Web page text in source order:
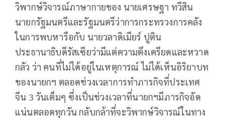
วิพากษ์วิจารณ์ภาษากายของ นายเศรษฐา ทวีสิน
นายกรัฐมนตรีและรัฐมนตรีว่าการกระทรวงการคลัง
ในการพบหารือกับ นายวลาดิเมียร์ ปูติน
ประธานาธิบดีรัสเซียว่ามีแต่ความตึงเครียดและหวาด
กลัว ว่า คนที่ไม่ได้อยู่ในเหตุการณ์ ไม่ได้เห็นอิริยาบท
ของนายกฯ ตลอดช่วงเวลาการทำภารกิจที่ประเทศ
จีน 3 วันเต็มๆ ซึ่งเป็นช่วงเวลาที่นายกฯมีภารกิจอัด
แน่นตลอดทุกวัน กลับกล้าที่จะวิพากษ์วิจารณ์ในทาง